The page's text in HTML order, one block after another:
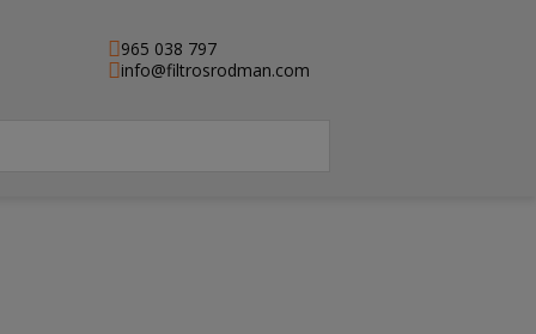
965 038 797
info@filtrosrodman.com